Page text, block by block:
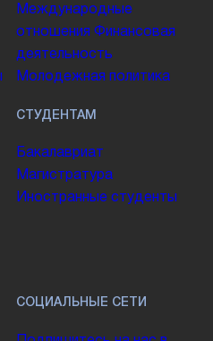
Международные
отношения Финансовая
деятельность
Молодежная политика
СТУДЕНТАМ
Бакалавриат
Магистратура
Иностранные студенты
СОЦИАЛЬНЫЕ СЕТИ